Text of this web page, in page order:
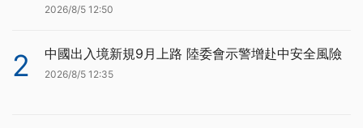
2026/8/5 12:50
2 中國出入境新規9月上路 陸委會示警增赴中安全風險
2026/8/5 12:35